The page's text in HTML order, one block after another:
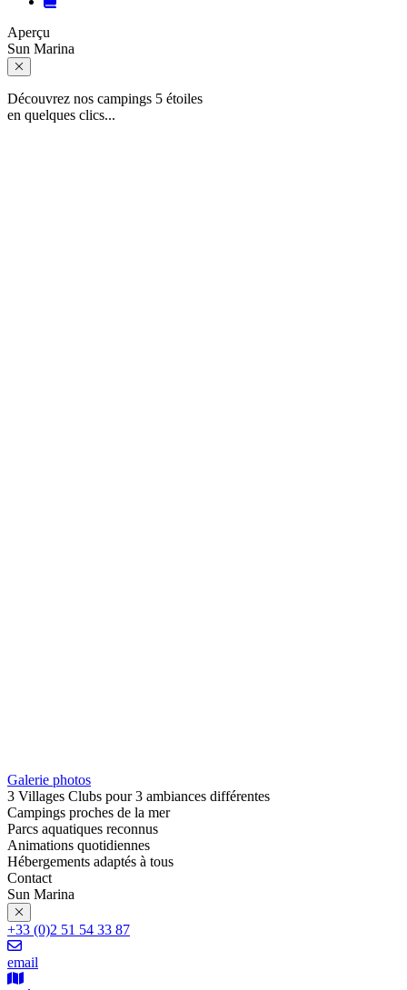
Aperçu
Sun Marina
Découvrez nos campings 5 étoiles
en quelques clics...
Galerie photos
3 Villages Clubs pour 3 ambiances différentes
Campings proches de la mer
Parcs aquatiques reconnus
Animations quotidiennes
Hébergements adaptés à tous
Contact
Sun Marina
+33 (0)2 51 54 33 87
email